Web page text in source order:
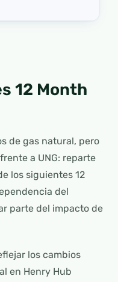
12 Month
de gas natural, pero
a UNG: reparte
los siguientes 12
del
parte del impacto de
los cambios
en Henry Hub